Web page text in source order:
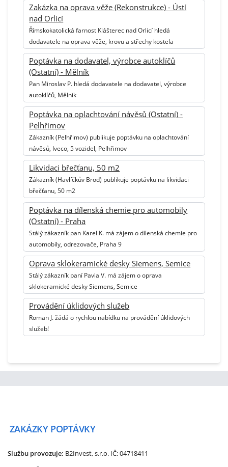
Zakázka na oprava věže (Rekonstrukce) - Ústí
nad Orlicí
Římskokatolická farnost Klášterec nad Orlicí hledá
dodavatele na oprava věže, krovu a střechy kostela
Poptávka na dodavatel, výrobce autoklíčů
(Ostatní) - Mělník
Pan Miroslav P. hledá dodavatele na dodavatel, výrobce
autoklíčů, Mělník
Poptávka na oplachtování návěsů (Ostatní) -
Pelhřimov
Zákazník (Pelhřimov) publikuje poptávku na oplachtování
návěsů, Iveco, 5 vozidel, Pelhřimov
Likvidaci břečťanu, 50 m2
Zákazník (Havlíčkův Brod) publikuje poptávku na likvidaci
břečťanu, 50 m2
Poptávka na dílenská chemie pro automobily
(Ostatní) - Praha
Stálý zákazník pan Karel K. má zájem o dílenská chemie pro
automobily, odrezovače, Praha 9
Oprava sklokeramické desky Siemens, Semice
Stálý zákazník paní Pavla V. má zájem o oprava
sklokeramické desky Siemens, Semice
Provádění úklidových služeb
Roman J. žádá o rychlou nabídku na provádění úklidových
služeb!
ZAKÁZKY POPTÁVKY
Službu provozuje: B2Invest, s.r.o. IČ: 04718411